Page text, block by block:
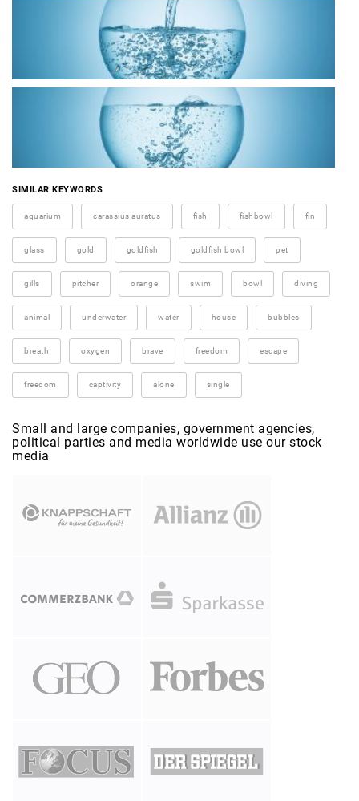
SIMILAR KEYWORDS
aquarium carassius auratus fish fishbowl fin
glass gold goldfish goldfish bowl pet
gills pitcher orange swim bowl diving
animal underwater water house bubbles
breath oxygen brave freedom escape
freedom captivity alone single
Small and large companies, government agencies,
political parties and media worldwide use our stock
media